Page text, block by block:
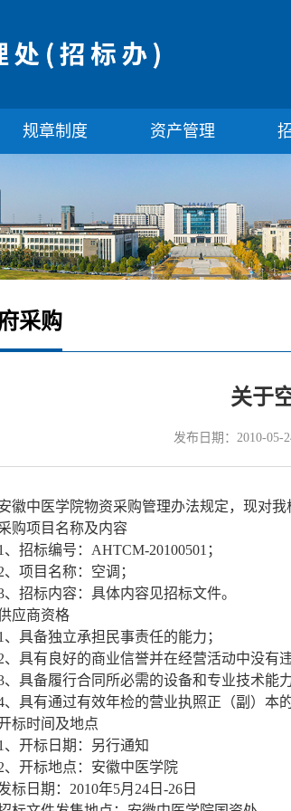
规章制度 资产管理
采购
关于
发布日期：2010-05-
徽中医学院物资采购管理办法规定，现对我
购项目名称及内容
编号：AHTCM-20100501；
目名称：空调；
内容：具体内容见招标文件。
应商资格
独立承担民事责任的能力；
良好的商业信誉并在经营活动中没有违
履行合同所必需的设备和专业技术能力
通过有效年检的营业执照正（副）本的
标时间及地点
标日期：另行通知
标地点：安徽中医学院
标日期：2010年5月24日-26日